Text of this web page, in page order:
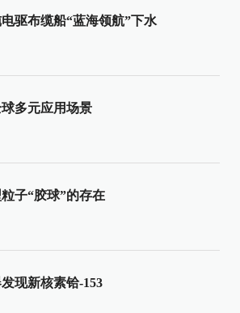
驱布缆船“蓝海领航”下水
多元应用场景
子“胶球”的存在
现新核素铪-153